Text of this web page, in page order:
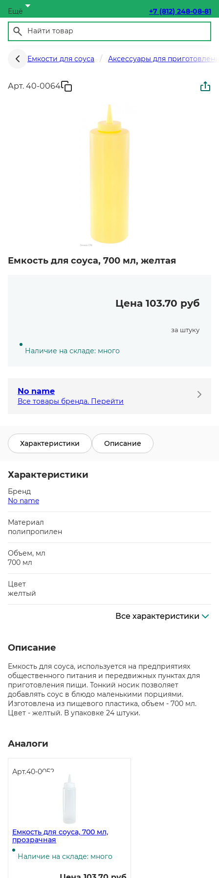
Ещё +7 (812) 248-08-81
Емкости для соуса Аксессуары для
Арт. 40-0064
Емкость для соуса, 700 мл, желтая
Цена 103.70 руб
за штуку
Наличие на складе: много
No name
Все товары бренда. Перейти
Характеристики Описание
Характеристики
Бренд
No name
Материал
полипропилен
Объем, мл
700 мл
Цвет
желтый
Все характеристики
Описание
Емкость для соуса, используется на предприятиях
общественного питания и передвижных пунктах для
приготовления пищи. Тонкий носик позволяет
добавлять соус в блюдо маленькими порциями.
Изготовлена из пищевого пластика, объем - 700 мл.
Цвет - желтый. В упаковке 24 штуки.
Аналоги
Арт.40-0052
Емкость для соуса, 700 мл,
прозрачная
Наличие на складе: много